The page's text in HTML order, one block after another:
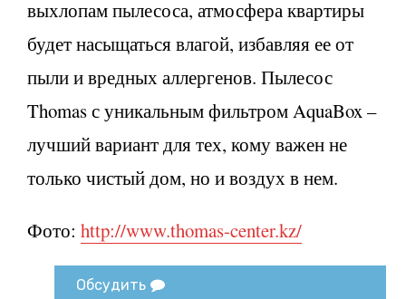
выхлопам пылесоса, атмосфера квартиры
будет насыщаться влагой, избавляя ее от
пыли и вредных аллергенов. Пылесос
Thomas с уникальным фильтром AquaBox –
лучший вариант для тех, кому важен не
только чистый дом, но и воздух в нем.
Фото: http://www.thomas-center.kz/
Обсудить